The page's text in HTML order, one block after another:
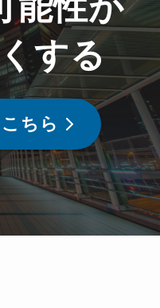
能性が
する
ちら